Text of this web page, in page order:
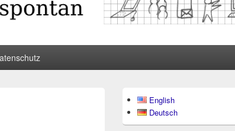
Seitenleisten-
Widgetbereich
English
Deutsch